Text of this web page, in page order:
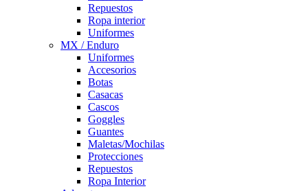
Repuestos
Ropa interior
Uniformes
MX / Enduro
Uniformes
Accesorios
Botas
Casacas
Cascos
Goggles
Guantes
Maletas/Mochilas
Protecciones
Repuestos
Ropa Interior